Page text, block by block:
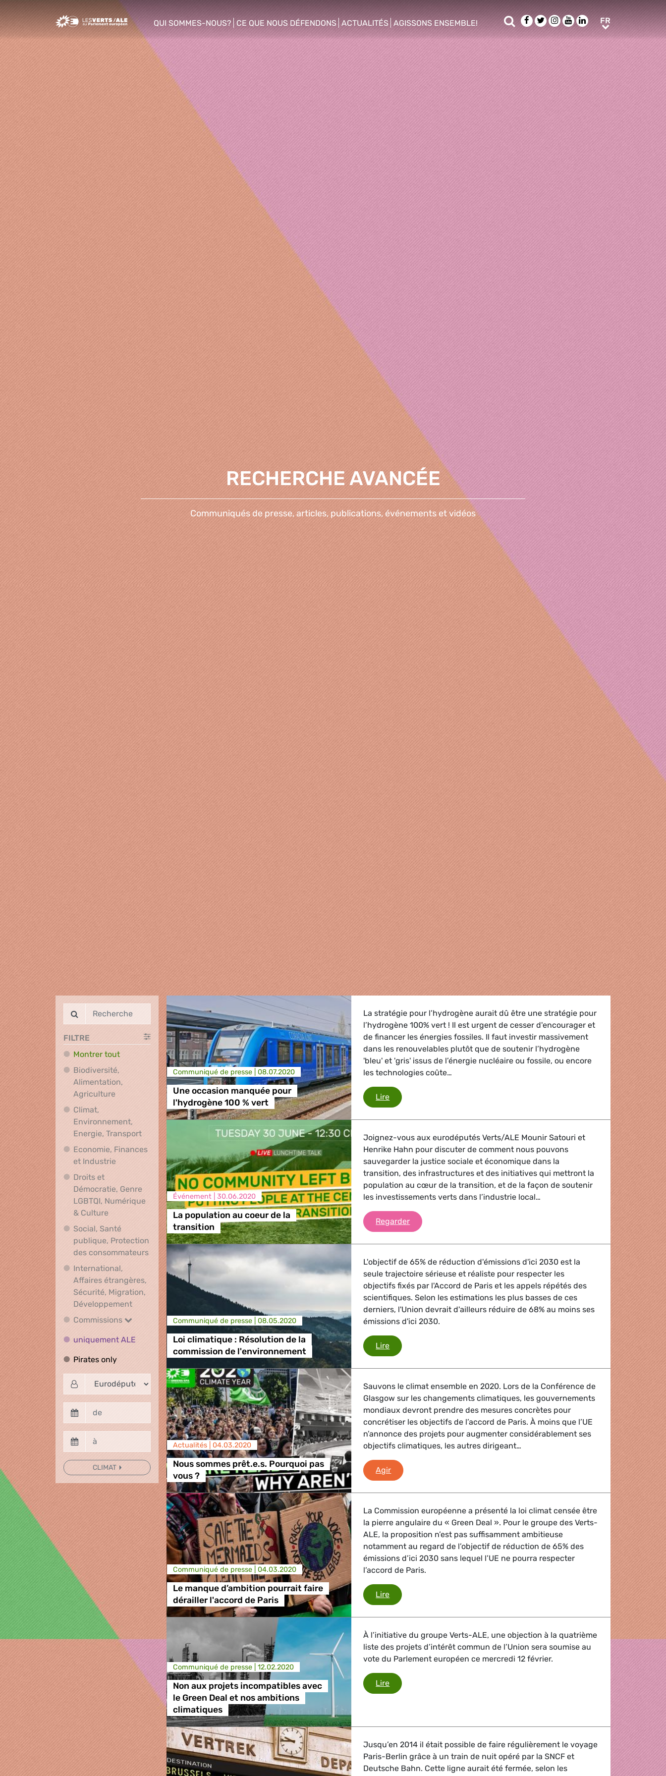
Greens/EFA Home
QUI SOMMES-NOUS?
show/hide sub menu
CE QUE NOUS DÉFENDONS
show/hide sub menu
ACTUALITÉS
show/hide sub menu
AGISSONS ENSEMBLE!
show/hide sub menu
Rechercher
Facebook
TwitterInstagram
YoutubeLinkedIn
FR FR
RECHERCHE AVANCÉE
Communiqués de presse, articles, publications, événements et vidéos
FILTRE
Montrer tout
Biodiversité,
Alimentation,
AgricultureBiodiversité, Alimentation, Agriculture
Climat,
Environnement,
Energie, TransportClimat, Environnement, Energie, Transport
Economie, Finances
et IndustrieEconomie, Finances et Industrie
Droits et
Démocratie, Genre
LGBTQI, Numérique
& CultureDroits et Démocratie, Genre LGBTQI, Numérique & Culture
Social, Santé
publique, Protection
des consommateursSocial, Santé publique, Protection des consommateurs
International,
Affaires étrangères,
Sécurité, Migration,
DéveloppementInternational, Affaires étrangères, Sécurité, Migration, Développement
Commissions
Commissions
uniquement ALE uniquement ALE
Pirates onlyPirates only
CLIMAT
Communiqué de presse | 08.07.2020
Une occasion manquée pour
l'hydrogène 100 % vert
La stratégie pour l’hydrogène aurait dû être une stratégie pour
l’hydrogène 100% vert ! Il est urgent de cesser d'encourager et
de financer les énergies fossiles. Il faut investir massivement
dans les renouvelables plutôt que de soutenir l’hydrogène
'bleu' et 'gris' issus de l’énergie nucléaire ou fossile, ou encore
les technologies coûte…
LireUne occasion manquée pour l'hydrogène 100 % vert
Événement | 30.06.2020
La population au coeur de la
transition
Joignez-vous aux eurodéputés Verts/ALE Mounir Satouri et
Henrike Hahn pour discuter de comment nous pouvons
sauvegarder la justice sociale et économique dans la
transition, des infrastructures et des initiatives qui mettront la
population au cœur de la transition, et de la façon de soutenir
les investissements verts dans l’industrie local…
RegarderLa population au coeur de la transition
Communiqué de presse | 08.05.2020
Loi climatique : Résolution de la
commission de l'environnement
L'objectif de 65% de réduction d'émissions d'ici 2030 est la
seule trajectoire sérieuse et réaliste pour respecter les
objectifs fixés par l'Accord de Paris et les appels répétés des
scientifiques. Selon les estimations les plus basses de ces
derniers, l'Union devrait d'ailleurs réduire de 68% au moins ses
émissions d'ici 2030.
LireLoi climatique : Résolution de la commission de l'environnement
Actualités | 04.03.2020
Nous sommes prêt.e.s. Pourquoi pas
vous ?
Sauvons le climat ensemble en 2020. Lors de la Conférence de
Glasgow sur les changements climatiques, les gouvernements
mondiaux devront prendre des mesures concrètes pour
concrétiser les objectifs de l’accord de Paris. À moins que l’UE
n’annonce des projets pour augmenter considérablement ses
objectifs climatiques, les autres dirigeant…
AgirNous sommes prêt.e.s. Pourquoi pas vous ?
Communiqué de presse | 04.03.2020
Le manque d’ambition pourrait faire
dérailler l'accord de Paris
La Commission européenne a présenté la loi climat censée être
la pierre angulaire du « Green Deal ». Pour le groupe des Verts-
ALE, la proposition n’est pas suffisamment ambitieuse
notamment au regard de l’objectif de réduction de 65% des
émissions d’ici 2030 sans lequel l’UE ne pourra respecter
l’accord de Paris.
LireLe manque d’ambition pourrait faire dérailler l'accord de Paris
Communiqué de presse | 12.02.2020
Non aux projets incompatibles avec
le Green Deal et nos ambitions
climatiques
À l’initiative du groupe Verts-ALE, une objection à la quatrième
liste des projets d’intérêt commun de l’Union sera soumise au
vote du Parlement européen ce mercredi 12 février.
LireNon aux projets incompatibles avec le Green Deal et nos ambitions
Jusqu’en 2014 il était possible de faire régulièrement le voyage
Paris-Berlin grâce à un train de nuit opéré par la SNCF et
Deutsche Bahn. Cette ligne aurait été fermée, selon les